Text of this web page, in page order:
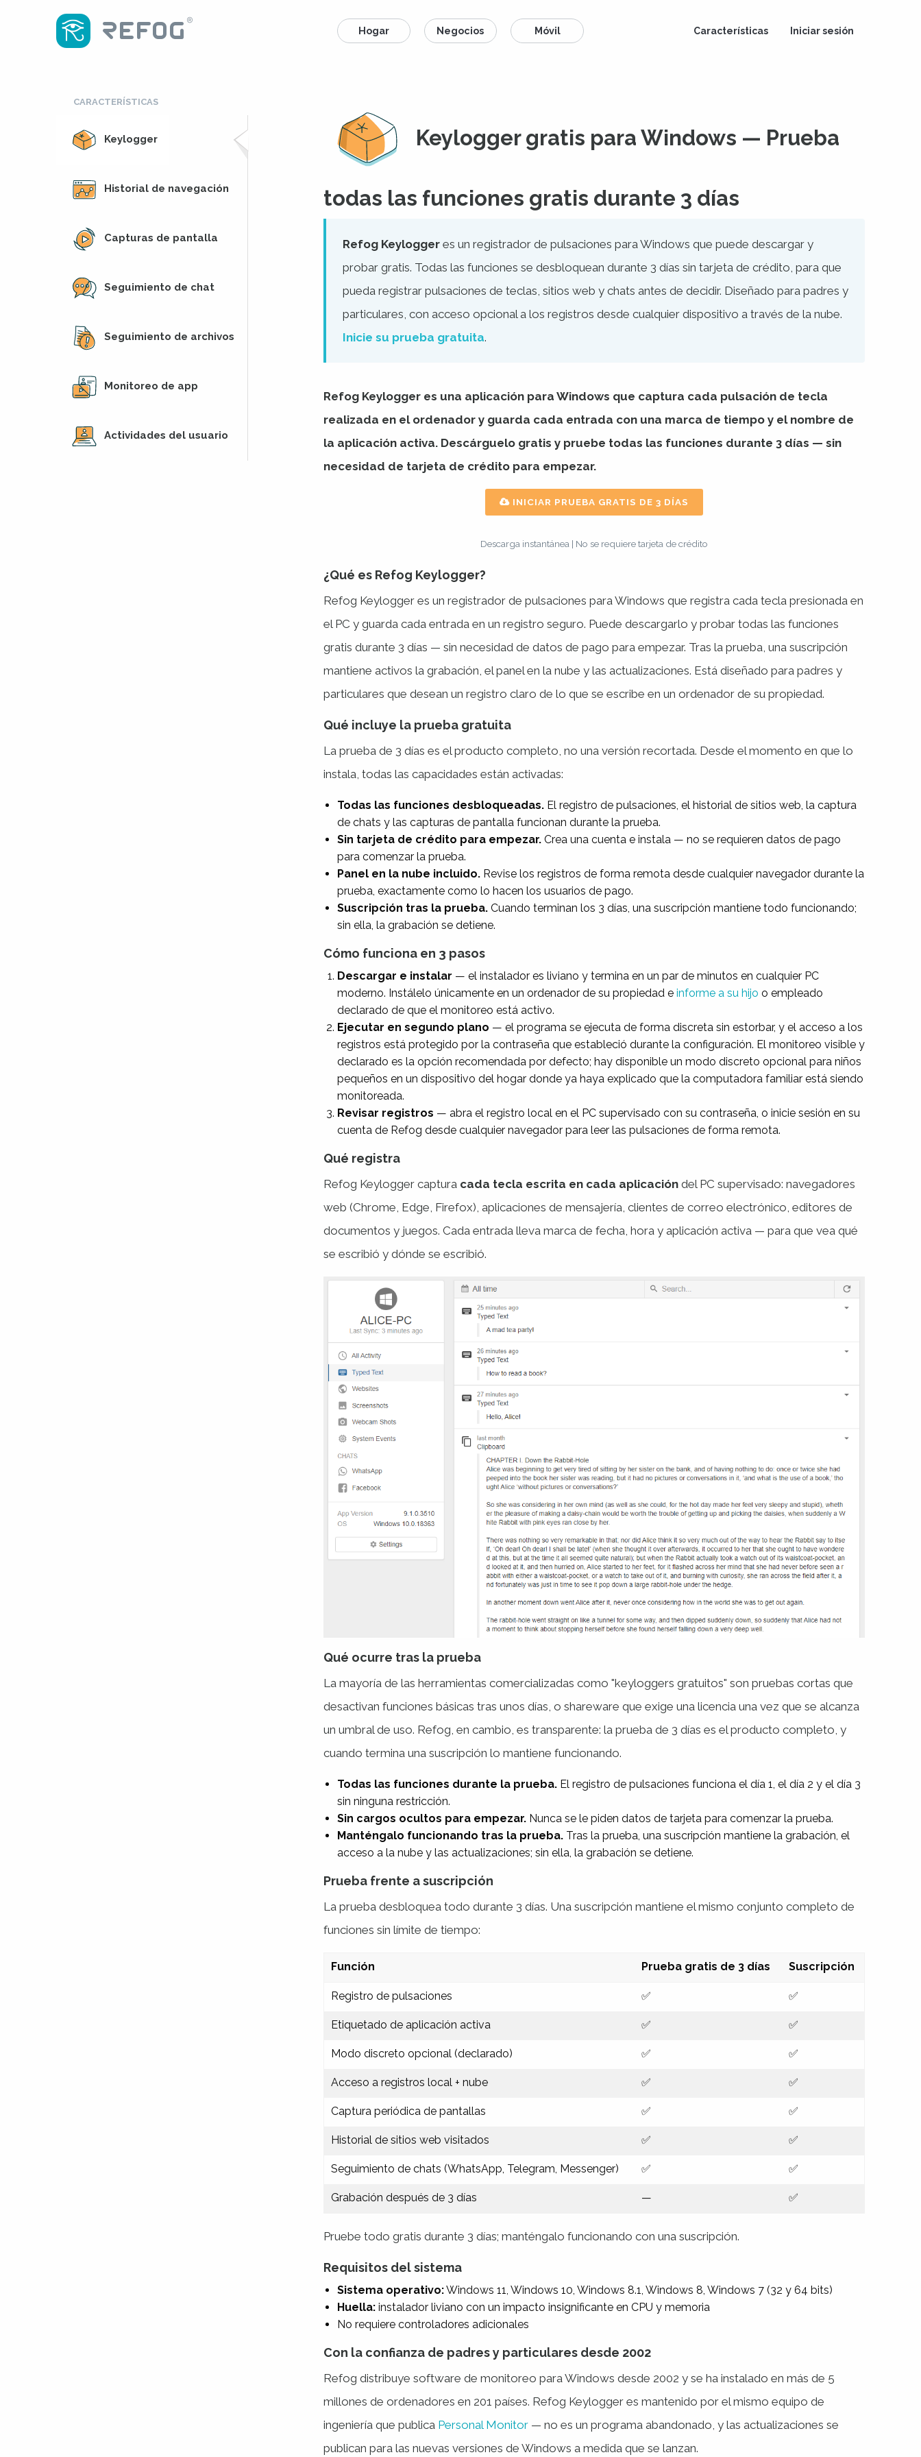
Hogar Negocios Móvil Características Iniciar sesión
CARACTERÍSTICAS
Keylogger
Historial de navegación
Capturas de pantalla
Seguimiento de chat
Seguimiento de archivos
Monitoreo de app
Actividades del usuario
Keylogger gratis para Windows — Prueba
todas las funciones gratis durante 3 días
Refog Keylogger es un registrador de pulsaciones para Windows que puede descargar y
probar gratis. Todas las funciones se desbloquean durante 3 días sin tarjeta de crédito, para que
pueda registrar pulsaciones de teclas, sitios web y chats antes de decidir. Diseñado para padres y
particulares, con acceso opcional a los registros desde cualquier dispositivo a través de la nube.
Inicie su prueba gratuita.
Refog Keylogger es una aplicación para Windows que captura cada pulsación de tecla
realizada en el ordenador y guarda cada entrada con una marca de tiempo y el nombre de
la aplicación activa. Descárguelo gratis y pruebe todas las funciones durante 3 días — sin
necesidad de tarjeta de crédito para empezar.
INICIAR PRUEBA GRATIS DE 3 DÍAS
Descarga instantánea | No se requiere tarjeta de crédito
¿Qué es Refog Keylogger?
Refog Keylogger es un registrador de pulsaciones para Windows que registra cada tecla presionada en
el PC y guarda cada entrada en un registro seguro. Puede descargarlo y probar todas las funciones
gratis durante 3 días — sin necesidad de datos de pago para empezar. Tras la prueba, una suscripción
mantiene activos la grabación, el panel en la nube y las actualizaciones. Está diseñado para padres y
particulares que desean un registro claro de lo que se escribe en un ordenador de su propiedad.
Qué incluye la prueba gratuita
La prueba de 3 días es el producto completo, no una versión recortada. Desde el momento en que lo
instala, todas las capacidades están activadas:
Todas las funciones desbloqueadas. El registro de pulsaciones, el historial de sitios web, la captura
de chats y las capturas de pantalla funcionan durante la prueba.
Sin tarjeta de crédito para empezar. Crea una cuenta e instala — no se requieren datos de pago
para comenzar la prueba.
Panel en la nube incluido. Revise los registros de forma remota desde cualquier navegador durante la
prueba, exactamente como lo hacen los usuarios de pago.
Suscripción tras la prueba. Cuando terminan los 3 días, una suscripción mantiene todo funcionando;
sin ella, la grabación se detiene.
Cómo funciona en 3 pasos
Descargar e instalar — el instalador es liviano y termina en un par de minutos en cualquier PC
moderno. Instálelo únicamente en un ordenador de su propiedad e informe a su hijo o empleado
declarado de que el monitoreo está activo.
Ejecutar en segundo plano — el programa se ejecuta de forma discreta sin estorbar, y el acceso a los
registros está protegido por la contraseña que estableció durante la configuración. El monitoreo visible y
declarado es la opción recomendada por defecto; hay disponible un modo discreto opcional para niños
pequeños en un dispositivo del hogar donde ya haya explicado que la computadora familiar está siendo
monitoreada.
Revisar registros — abra el registro local en el PC supervisado con su contraseña, o inicie sesión en su
cuenta de Refog desde cualquier navegador para leer las pulsaciones de forma remota.
Qué registra
Refog Keylogger captura cada tecla escrita en cada aplicación del PC supervisado: navegadores
web (Chrome, Edge, Firefox), aplicaciones de mensajería, clientes de correo electrónico, editores de
documentos y juegos. Cada entrada lleva marca de fecha, hora y aplicación activa — para que vea qué
se escribió y dónde se escribió.
Qué ocurre tras la prueba
La mayoría de las herramientas comercializadas como "keyloggers gratuitos" son pruebas cortas que
desactivan funciones básicas tras unos días, o shareware que exige una licencia una vez que se alcanza
un umbral de uso. Refog, en cambio, es transparente: la prueba de 3 días es el producto completo, y
cuando termina una suscripción lo mantiene funcionando.
Todas las funciones durante la prueba. El registro de pulsaciones funciona el día 1, el día 2 y el día 3
sin ninguna restricción.
Sin cargos ocultos para empezar. Nunca se le piden datos de tarjeta para comenzar la prueba.
Manténgalo funcionando tras la prueba. Tras la prueba, una suscripción mantiene la grabación, el
acceso a la nube y las actualizaciones; sin ella, la grabación se detiene.
Prueba frente a suscripción
La prueba desbloquea todo durante 3 días. Una suscripción mantiene el mismo conjunto completo de
funciones sin límite de tiempo:
Función Prueba gratis de 3 días Suscripción
Registro de pulsaciones ✅ ✅
Etiquetado de aplicación activa ✅ ✅
Modo discreto opcional (declarado) ✅ ✅
Acceso a registros local + nube ✅ ✅
Captura periódica de pantallas ✅ ✅
Historial de sitios web visitados ✅ ✅
Seguimiento de chats (WhatsApp, Telegram, Messenger) ✅ ✅
Grabación después de 3 días — ✅
Pruebe todo gratis durante 3 días; manténgalo funcionando con una suscripción.
Requisitos del sistema
Sistema operativo:Windows 11, Windows 10, Windows 8.1, Windows 8, Windows 7 (32 y 64 bits)
Huella: instalador liviano con un impacto insignificante en CPU y memoria
No requiere controladores adicionales
Con la confianza de padres y particulares desde 2002
Refog distribuye software de monitoreo para Windows desde 2002 y se ha instalado en más de 5
millones de ordenadores en 201 países. Refog Keylogger es mantenido por el mismo equipo de
ingeniería que publica Personal Monitor — no es un programa abandonado, y las actualizaciones se
publican para las nuevas versiones de Windows a medida que se lanzan.